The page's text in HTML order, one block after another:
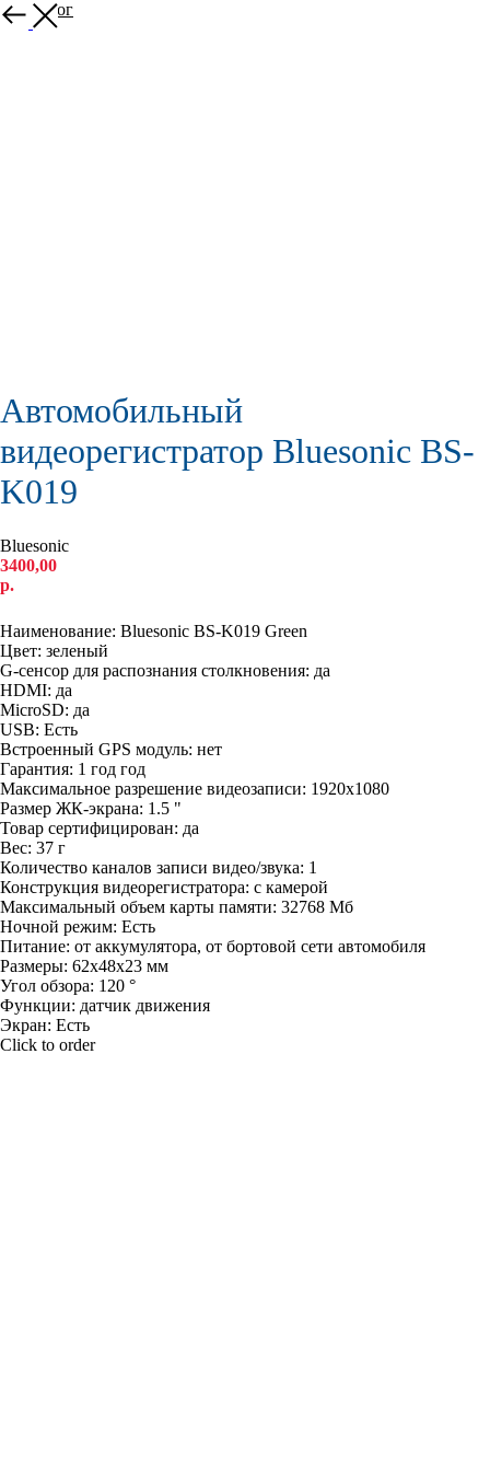
В каталог
Автомобильный
видеорегистратор Bluesonic BS-
K019
Bluesonic
3400,00
р.
Наименование: Bluesonic BS-K019 Green
Цвет: зеленый
G-сенсор для распознания столкновения: да
HDMI: да
MicroSD: да
USB: Есть
Встроенный GPS модуль: нет
Гарантия: 1 год год
Максимальное разрешение видеозаписи: 1920x1080
Размер ЖК-экрана: 1.5 "
Товар сертифицирован: да
Вес: 37 г
Количество каналов записи видео/звука: 1
Конструкция видеорегистратора: с камерой
Максимальный объем карты памяти: 32768 Мб
Ночной режим: Есть
Питание: от аккумулятора, от бортовой сети автомобиля
Размеры: 62x48x23 мм
Угол обзора: 120 °
Функции: датчик движения
Экран: Есть
Click to order